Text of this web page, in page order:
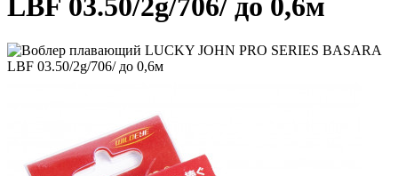
LBF 03.50/2g/706/ до 0,6м